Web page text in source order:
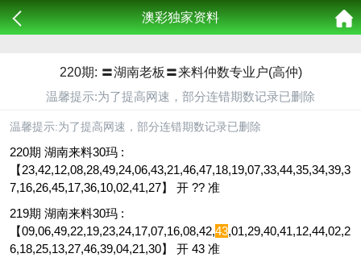
澳彩独家资料
220期: 〓湖南老板〓来料仲数专业户(高仲)
温馨提示:为了提高网速，部分连错期数记录已删除
温馨提示:为了提高网速，部分连错期数记录已删除
220期 湖南来料30玛 :
【23,42,12,08,28,49,24,06,43,21,46,47,18,19,07,33,44,35,34,39,3
7,16,26,45,17,36,10,02,41,27】 开 ?? 准
219期 湖南来料30玛 :
【09,06,49,22,19,23,24,17,07,16,08,42,43,01,29,40,41,12,44,02,2
6,18,25,13,27,46,39,04,21,30】 开 43 准